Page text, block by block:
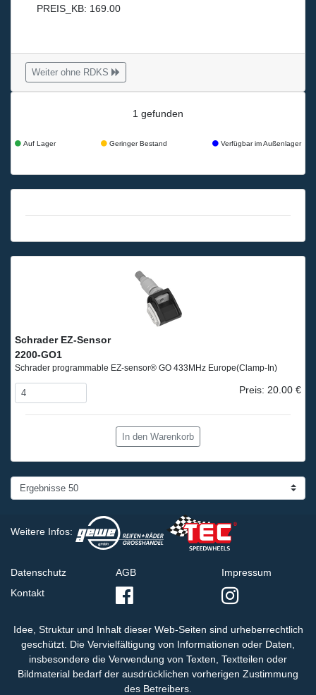
PREIS_KB: 169.00
Weiter ohne RDKS
1 gefunden
Auf Lager Geringer Bestand Verfügbar im Außenlager
Schrader EZ-Sensor
2200-GO1
Schrader programmable EZ-sensor® GO 433MHz Europe(Clamp-In)
Preis: 20.00 €
In den Warenkorb
Weitere Infos:
Datenschutz
Kontakt
AGB Impressum
Idee, Struktur und Inhalt dieser Web-Seiten sind urheberrechtlich
geschützt. Die Vervielfältigung von Informationen oder Daten,
insbesondere die Verwendung von Texten, Textteilen oder
Bildmaterial bedarf der ausdrücklichen vorherigen Zustimmung
des Betreibers.